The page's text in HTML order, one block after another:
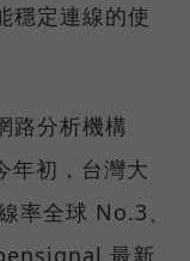
穩定連線的使
路分析機構
初，台灣大
率全球 No.3、